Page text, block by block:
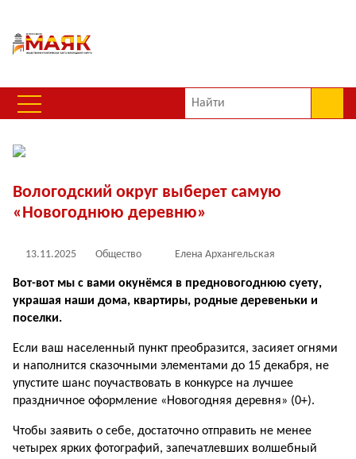
Вологодский округ выберет самую
«Новогоднюю деревню»
13.11.2025 Общество Елена Архангельская
Вот-вот мы с вами окунёмся в предновогоднюю суету,
украшая наши дома, квартиры, родные де­ревеньки и
поселки.
Если ваш населенный пункт преобразится, засияет огнями
и наполнится сказочными элементами до 15 декабря, не
упустите шанс поучаствовать в конкурсе на лучшее
праздничное оформление «Новогодняя де­ревня» (0+).
Чтобы заявить о себе, достаточно отправить не менее
четырех ярких фотографий, запечатлевших волшебный